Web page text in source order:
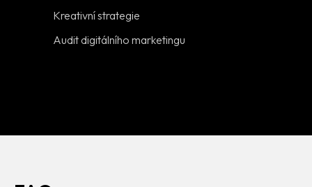
Kreativní strategie
Audit digitálního marketingu